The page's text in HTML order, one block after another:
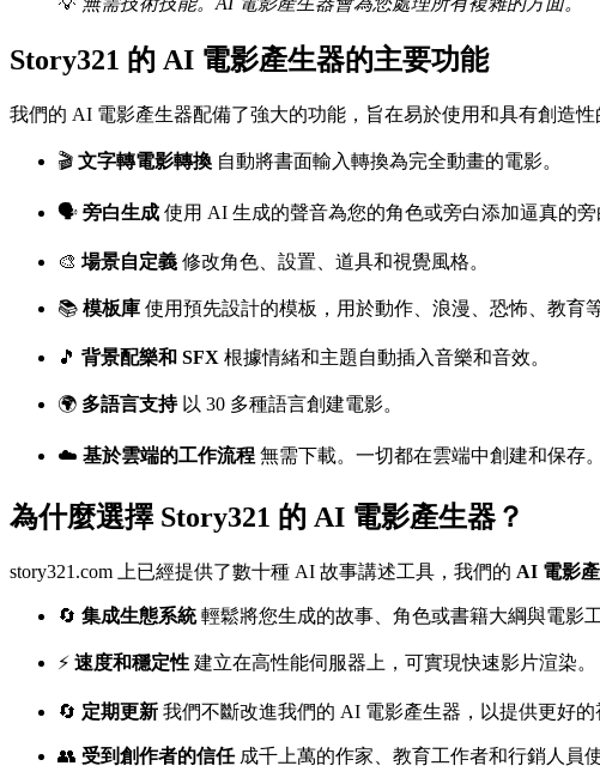
Story321 的 AI 電影產生器的主要功能
我們的 AI 電影產生器配備了強大的功能，旨在易於使用和具有創造性
🎬 文字轉電影轉換 自動將書面輸入轉換為完全動畫的電影。
🗣️ 旁白生成 使用 AI 生成的聲音為您的角色或旁白添加逼真的旁
🎨 場景自定義 修改角色、設置、道具和視覺風格。
📚 模板庫 使用預先設計的模板，用於動作、浪漫、恐怖、教育等
🎵 背景配樂和 SFX 根據情緒和主題自動插入音樂和音效。
🌍 多語言支持以 30 多種語言創建電影。
☁️ 基於雲端的工作流程 無需下載。一切都在雲端中創建和保存。
為什麼選擇 Story321 的 AI 電影產生器？
story321.com 上已經提供了數十種 AI 故事講述工具，我們的 AI 電影
🔄 集成生態系統輕鬆將您生成的故事、角色或書籍大綱與電影
⚡ 速度和穩定性 建立在高性能伺服器上，可實現快速影片渲染。
🔄 定期更新 我們不斷改進我們的 AI 電影產生器，以提供更好的
👥 受到創作者的信任成千上萬的作家、教育工作者和行銷人員使